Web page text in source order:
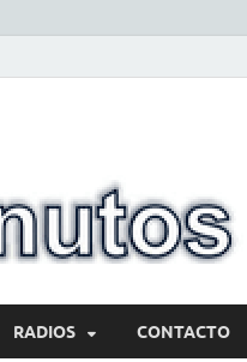
RADIOS CONTACTO